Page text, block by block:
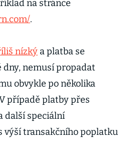
na stránce
.
nízký a platba se
nemusí propadat
obvykle po několika
případě platby přes
další speciální
transakčního poplatku